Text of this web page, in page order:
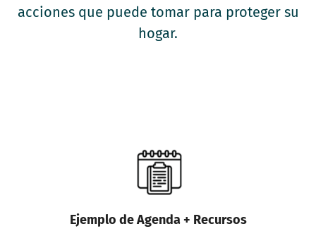
acciones que puede tomar para proteger su
hogar.
Ejemplo de Agenda + Recursos